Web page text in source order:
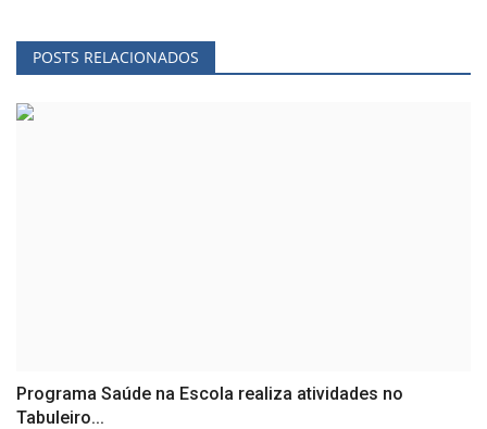
POSTS RELACIONADOS
Programa Saúde na Escola realiza atividades no
Tabuleiro...